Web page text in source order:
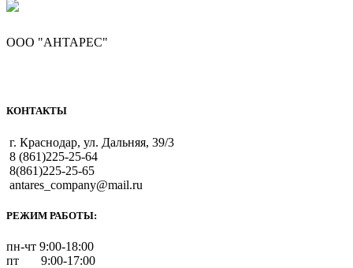
ООО "АНТАРЕС"
КОНТАКТЫ
г. Краснодар, ул. Дальняя, 39/3
8 (861)225-25-64
8(861)225-25-65
antares_company@mail.ru
РЕЖИМ РАБОТЫ:
пн-чт 9:00-18:00
пт 9:00-17:00